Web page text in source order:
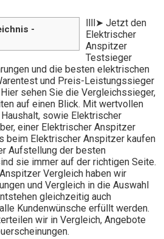
-
llll➤ Jetzt den
Elektrischer
Anspitzer
Testsieger
und die besten elektrischen
und Preis-Leistungssieger
sehen Sie die Vergleichssieger,
auf einen Blick. Mit wertvollen
sowie Elektrischer
einer Elektrischer Anspitzer
beim Elektrischer Anspitzer kaufen
Aufstellung der besten
sie immer auf der richtigen Seite.
Vergleich haben wir
und Vergleich in die Auswahl
gleichzeitig auch
Kundenwünsche erfüllt werden.
wir in Vergleich, Angebote